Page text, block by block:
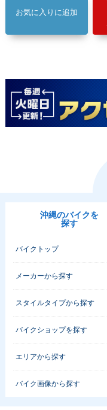
お気に入りに追加
沖縄のバイクを
探す
バイクトップ
メーカーから探す
スタイルタイプから探す
バイクショップを探す
エリアから探す
バイク画像から探す